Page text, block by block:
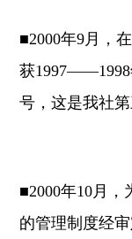
■2000年9月，
获1997——1998
号，这是我社第
■2000年10月
的管理制度经